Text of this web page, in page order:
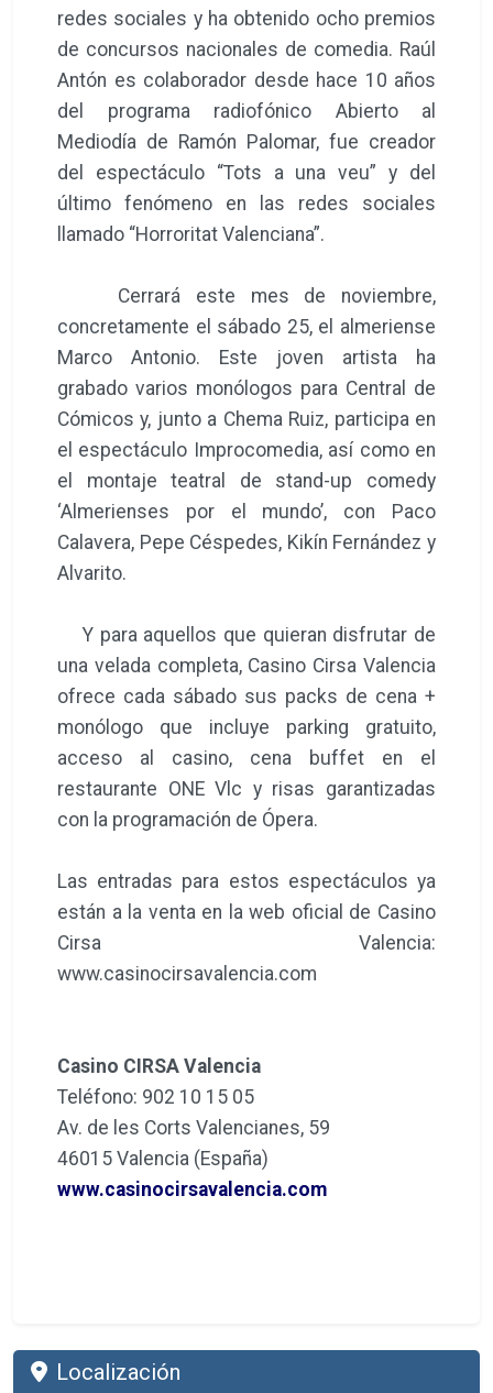
redes sociales y ha obtenido ocho premios
de concursos nacionales de comedia. Raúl
Antón es colaborador desde hace 10 años
del programa radiofónico Abierto al
Mediodía de Ramón Palomar, fue creador
del espectáculo “Tots a una veu” y del
último fenómeno en las redes sociales
llamado “Horroritat Valenciana”.
Cerrará este mes de noviembre,
concretamente el sábado 25, el almeriense
Marco Antonio. Este joven artista ha
grabado varios monólogos para Central de
Cómicos y, junto a Chema Ruiz, participa en
el espectáculo Improcomedia, así como en
el montaje teatral de stand-up comedy
‘Almerienses por el mundo’, con Paco
Calavera, Pepe Céspedes, Kikín Fernández y
Alvarito.
Y para aquellos que quieran disfrutar de
una velada completa, Casino Cirsa Valencia
ofrece cada sábado sus packs de cena +
monólogo que incluye parking gratuito,
acceso al casino, cena buffet en el
restaurante ONE Vlc y risas garantizadas
con la programación de Ópera.
Las entradas para estos espectáculos ya
están a la venta en la web oficial de Casino
Cirsa Valencia:
www.casinocirsavalencia.com
Casino CIRSA Valencia
Teléfono: 902 10 15 05
Av. de les Corts Valencianes, 59
46015 Valencia (España)
www.casinocirsavalencia.com
Localización